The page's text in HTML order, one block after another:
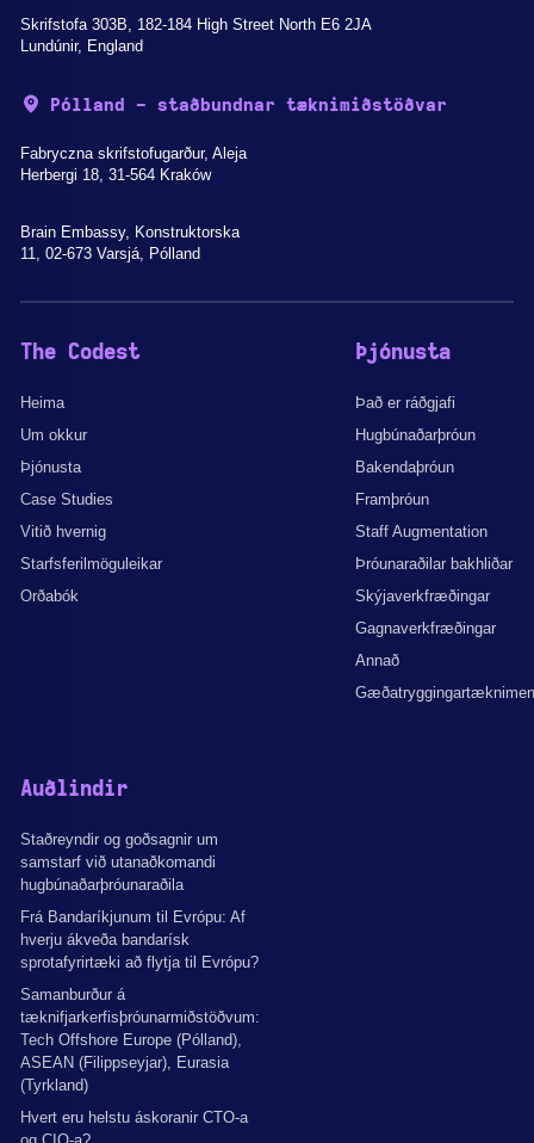
Skrifstofa 303B, 182-184 High Street North E6 2JA
Lundúnir, England
Pólland - staðbundnar tæknimiðstöðvar
Fabryczna skrifstofugarður, Aleja
Herbergi 18, 31-564 Kraków
Brain Embassy, Konstruktorska
11, 02-673 Varsjá, Pólland
The Codest
Heima
Um okkur
Þjónusta
Case Studies
Vitið hvernig
Starfsferilmöguleikar
Orðabók
Þjónusta
Það er ráðgjafi
Hugbúnaðarþróun
Bakendaþróun
Framþróun
Staff Augmentation
Þróunaraðilar bakhliðar
Skýjaverkfræðingar
Gagnaverkfræðingar
Annað
Auðlindir
Staðreyndir og goðsagnir um
samstarf við utanaðkomandi
hugbúnaðarþróunaraðila
Frá Bandaríkjunum til Evrópu: Af
hverju ákveða bandarísk
sprotafyrirtæki að flytja til Evrópu?
Samanburður á
tæknifjarkerfisþróunarmiðstöðvum:
Tech Offshore Europe (Pólland),
ASEAN (Filippseyjar), Eurasia
(Tyrkland)
Hvert eru helstu áskoranir CTO-a